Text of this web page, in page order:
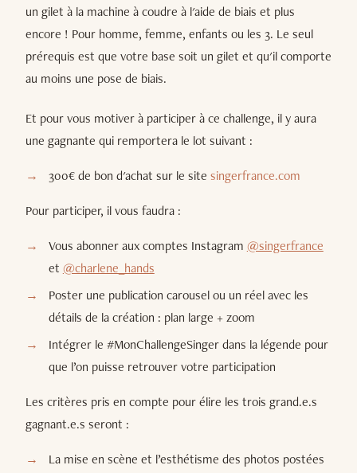
un gilet à la machine à coudre à l'aide de biais et plus
encore ! Pour homme, femme, enfants ou les 3. Le seul
prérequis est que votre base soit un gilet et qu'il comporte
au moins une pose de biais.
Et pour vous motiver à participer à ce challenge, il y aura
une gagnante qui remportera le lot suivant :
300€ de bon d'achat sur le site singerfrance.com
Pour participer, il vous faudra :
Vous abonner aux comptes Instagram @singerfrance
et @charlene_hands
Poster une publication carousel ou un réel avec les
détails de la création : plan large + zoom
Intégrer le #MonChallengeSinger dans la légende pour
que l’on puisse retrouver votre participation
Les critères pris en compte pour élire les trois grand.e.s
gagnant.e.s seront :
La mise en scène et l’esthétisme des photos postées